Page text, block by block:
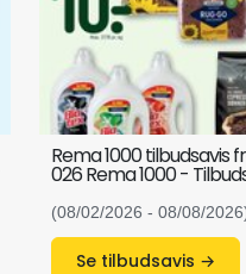
Rema 1000 tilbudsavis
026 Rema 1000 -
(08/02/2026 - 08/08/
Se tilbudsavis →